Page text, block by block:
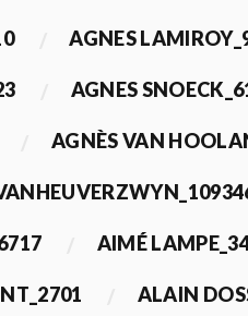
AGNES
AGNES
AGNÈS VAN
AIMÉ
ALAIN